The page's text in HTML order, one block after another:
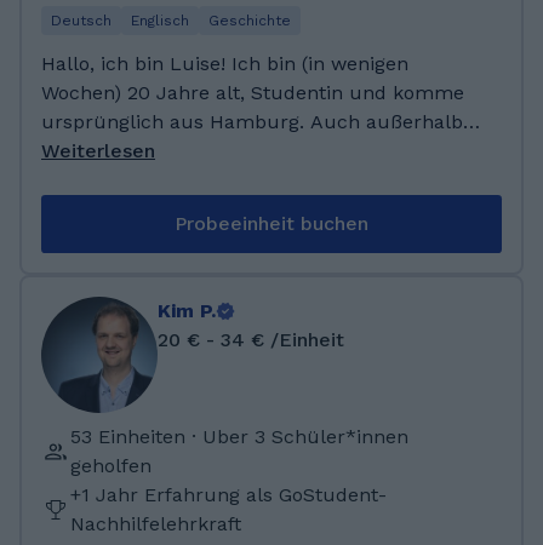
Deutsch Englisch Geschichte
Hallo, ich bin Luise! Ich bin (in wenigen
Wochen) 20 Jahre alt, Studentin und komme
ursprünglich aus Hamburg. Auch außerhalb
meines Studiums interessiere ich mich für
wohne derzeit in Lüneburg, verbringe meine
Wochenenden aber größtenteils in Hamburg.
Ich habe im Jahr 2024 mein Abitur in den
Fächern Deutsch, Englisch, Geschichte und
Biologie am Gymnasium Altona in Hamburg
gemacht. Anschließend habe ich mich dazu
entschieden direkt mit meinem Studium zu
beginnen. Aktuell studiere ich
Politikwissenschaften mit dem Nebenfach
Weiterlesen
Probeeinheit buchen
Kim P.
20 € - 34 € /Einheit
53 Einheiten · Uber 3 Schüler*innen
geholfen
+1 Jahr Erfahrung als GoStudent-
Nachhilfelehrkraft